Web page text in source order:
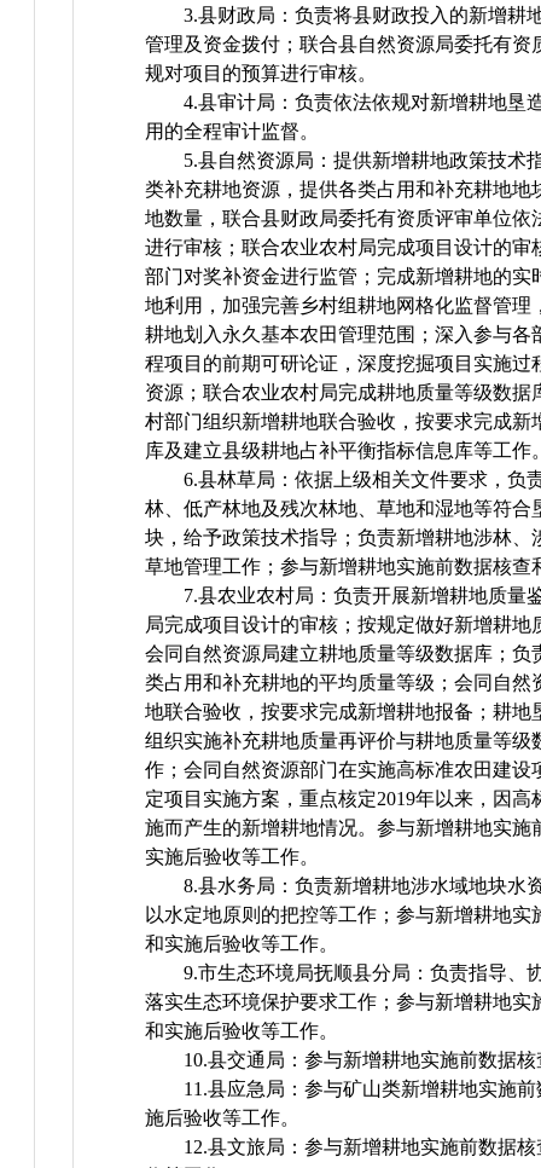
3.县财政局：负责将县财政投入的新增耕
管理及资金拨付；联合县自然资源局委托有资
规对项目的预算进行审核。
4.县审计局：负责依法依规对新增耕地垦
用的全程审计监督。
5.县自然资源局：提供新增耕地政策技术
类补充耕地资源，提供各类占用和补充耕地地
地数量，联合县财政局委托有资质评审单位依
进行审核；联合农业农村局完成项目设计的审
部门对奖补资金进行监管；完成新增耕地的实
地利用，加强完善乡村组耕地网格化监督管理
耕地划入永久基本农田管理范围；深入参与各
程项目的前期可研论证，深度挖掘项目实施过
资源；联合农业农村局完成耕地质量等级数据
村部门组织新增耕地联合验收，按要求完成新
库及建立县级耕地占补平衡指标信息库等工作
6.县林草局：依据上级相关文件要求，负
林、低产林地及残次林地、草地和湿地等符合
块，给予政策技术指导；负责新增耕地涉林、
草地管理工作；参与新增耕地实施前数据核查
7.县农业农村局：负责开展新增耕地质量
局完成项目设计的审核；按规定做好新增耕地
会同自然资源局建立耕地质量等级数据库；负
类占用和补充耕地的平均质量等级；会同自然
地联合验收，按要求完成新增耕地报备；耕地
组织实施补充耕地质量再评价与耕地质量等级
作；会同自然资源部门在实施高标准农田建设
定项目实施方案，重点核定2019年以来，因高
施而产生的新增耕地情况。参与新增耕地实施
实施后验收等工作。
8.县水务局：负责新增耕地涉水域地块水
以水定地原则的把控等工作；参与新增耕地实
和实施后验收等工作。
9.市生态环境局抚顺县分局：负责指导、
落实生态环境保护要求工作；参与新增耕地实
和实施后验收等工作。
10.县交通局：参与新增耕地实施前数据
11.县应急局：参与矿山类新增耕地实施
施后验收等工作。
12.县文旅局：参与新增耕地实施前数据